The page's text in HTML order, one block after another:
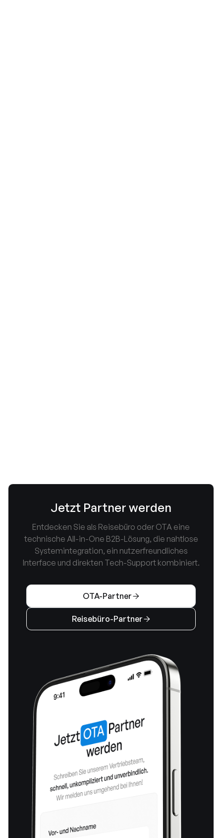
Jetzt Partner werden
Entdecken Sie als Reisebüro oder OTA eine
technische All-in-One B2B-Lösung, die nahtlose
Systemintegration, ein nutzerfreundliches
Interface und direkten Tech-Support kombiniert.
OTA-Partner
Reisebüro-Partner